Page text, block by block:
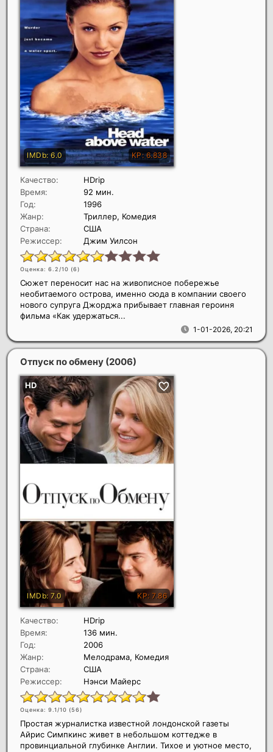
Качество:
HDrip
Время:
92 мин.
Год:
1996
Жанр:
Триллер, Комедия
Страна:
США
Режиссер:
Джим Уилсон
Оценка: 6.2/10 (6)
1-01-2026, 20:21
Сюжет переносит нас на живописное побережье
необитаемого острова, именно сюда в компании своего
нового супруга Джорджа прибывает главная героиня
фильма «Как удержаться...
Отпуск по обмену (2006)
Качество:
HDrip
Время:
136 мин.
Год:
2006
Жанр:
Мелодрама, Комедия
Страна:
США
Режиссер:
Нэнси Майерс
Оценка: 9.1/10 (56)
Простая журналистка известной лондонской газеты
Айрис Симпкинс живет в небольшом коттедже в
провинциальной глубинке Англии. Тихое и уютное место,